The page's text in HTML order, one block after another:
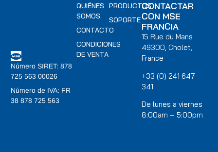
Número SIRET: 878
725 563 00026
Número de IVA: FR
38 878 725 563
PRODUCTOS
SOPORTE
QUIÉNES
SOMOS
CONTACTO
CONDICIONES
DE VENTA
CONTACTAR
CON MSE
FRANCIA
15 Rue du Mans
49300, Cholet,
France
+33 (0) 241 647
341
De lunes a viernes
8:00am – 5:00pm